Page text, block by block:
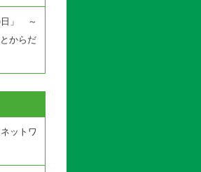
日」 ～
からだ
ットワ